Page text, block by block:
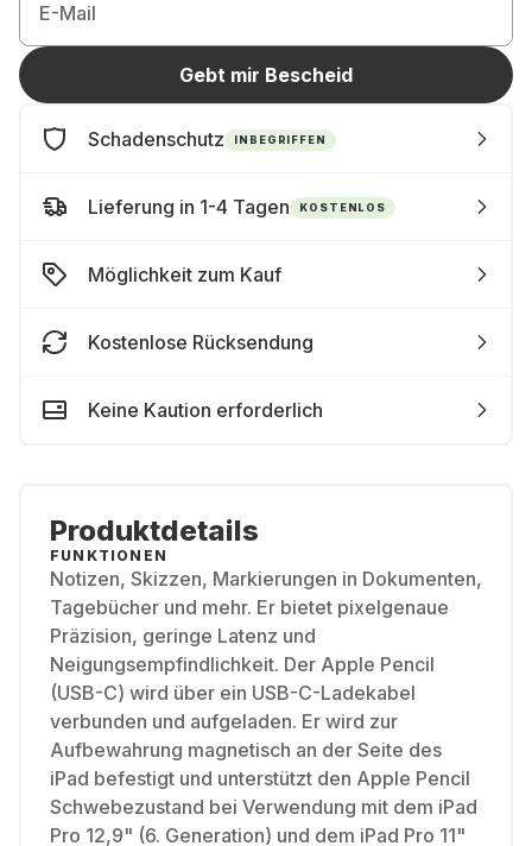
E-Mail
Gebt mir Bescheid
Schadenschutz INBEGRIFFEN
Lieferung in 1-4 Tagen KOSTENLOS
Möglichkeit zum Kauf
Kostenlose Rücksendung
Keine Kaution erforderlich
Produktdetails
FUNKTIONEN
Notizen, Skizzen, Markierungen in Dokumenten,
Tagebücher und mehr. Er bietet pixelgenaue
Präzision, geringe Latenz und
Neigungsempfindlichkeit. Der Apple Pencil
(USB-C) wird über ein USB-C-Ladekabel
verbunden und aufgeladen. Er wird zur
Aufbewahrung magnetisch an der Seite des
iPad befestigt und unterstützt den Apple Pencil
Schwebezustand bei Verwendung mit dem iPad
Pro 12,9" (6. Generation) und dem iPad Pro 11"